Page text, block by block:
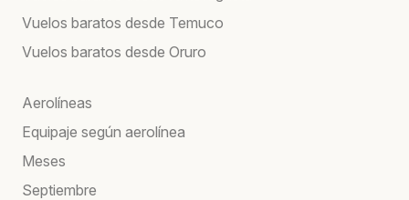
Vuelos baratos desde Temuco
Vuelos baratos desde Oruro
Aerolíneas
Equipaje según aerolínea
Meses
Septiembre